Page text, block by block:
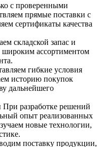
с проверенными
прямые поставки с
сертификаты качества
складской запас и
широким ассортиментом
гибкие условия
историю покупок
дальнейшего
При разработке решений
опыт реализованных
новые технологии,
поставку продукции,